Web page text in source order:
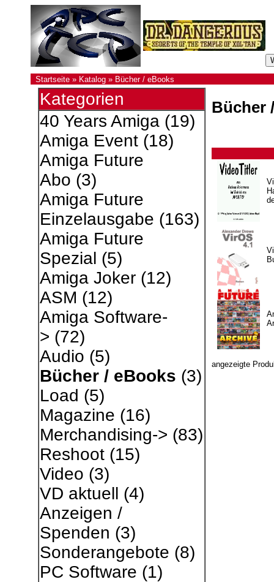
Startseite » Katalog » Bücher / eBooks
Kategorien
40 Years Amiga(19)
Amiga Event(18)
Amiga Future
Abo (3)
Amiga Future
Einzelausgabe (163)
Amiga Future
Spezial (5)
Amiga Joker(12)
ASM (12)
Amiga Software-
> (72)
Audio (5)
Bücher / eBooks (3)
Load (5)
Magazine (16)
Merchandising-> (83)
Reshoot(15)
Video (3)
VD aktuell (4)
Anzeigen /
Spenden (3)
Sonderangebote (8)
PC Software (1)
Bücher
angezeigte